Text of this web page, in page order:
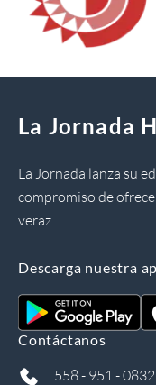
La Jornada
La Jornada lanza su
compromiso de
veraz.
Descarga nuestra
Contáctanos
558 - 951 - 0832